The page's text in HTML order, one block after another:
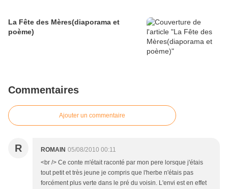
La Fête des Mères(diaporama et
poème)
Commentaires
Ajouter un commentaire
R ROMAIN 05/08/2010 00:11
<br /> Ce conte m'était raconté par mon pere lorsque j'étais
tout petit et très jeune je compris que l'herbe n'étais pas
forcément plus verte dans le pré du voisin. L'envi est en effet